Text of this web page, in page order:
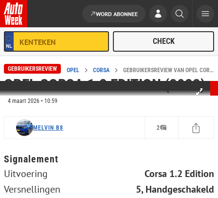
Ga naar de inhoud
WORD ABONNEE
HOME REVIEWS OPEL CORSA GEBRUIKERSREVIEW VAN OPEL CORSA 1.2 EDITION (2022)
GEBRUIKERSREVIEW
OPEL CORSA 1.2 EDITION (2022)
4 maart 2026 • 10:59
MELVIN B8 2
Signalement
Uitvoering
Corsa 1.2 Edition
Versnellingen
5, Handgeschakeld